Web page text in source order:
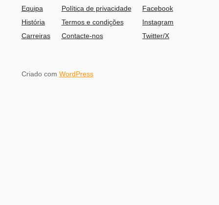
Equipa
História
Carreiras
Política de privacidade
Termos e condições
Contacte-nos
Facebook
Instagram
Twitter/X
Criado com WordPress